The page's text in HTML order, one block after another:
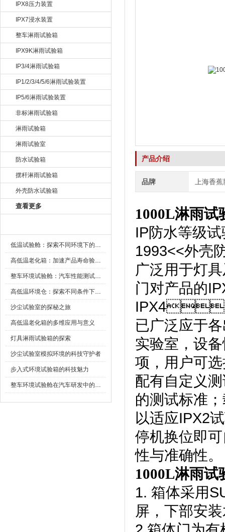
IPX8压力装置
IPX7浸水装置
整车淋雨试验箱
IPX9K淋雨试验箱
IP3/4淋雨试验箱
IP1/2/3/4/5/6淋雨试验装置
IP5/6淋雨试验装置
非标淋雨试验箱
淋雨试验箱
淋雨试验室
防水试验箱
摆杆淋雨试验箱
外壳防水试验箱
查看更多
低温试验舱：探索不同环境下的科技边界
高低温老化箱：加速产品寿命验证的可靠伙伴
整车环境试验舱：汽车性能测试的设备
高低温环境仓：探索不同条件下的科学奥秘
沙尘试验室的探秘之旅
高低温老化箱的多维应用与意义
灯具淋雨试验箱的探索
沙尘试验室模拟环境的科技守护者
步入式环境试验箱的科技魅力
整车环境试验舱在汽车研发中的作用
产品介绍
品牌 上海香
1000L淋雨试
IP防水等级
1993<<外壳
广泛用于灯
门对产品
IPX4
已广泛应于各
实验室，设
项，用户
配有自定义测
的测试标准
以适应IPX2
停机换位即可
性与准确性。
1000L淋雨试
1. 箱体采用
屏，下部安